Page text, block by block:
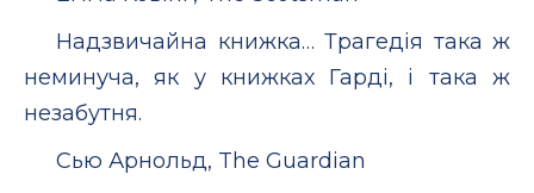
Надзвичайна книжка… Трагедія така ж
неминуча, як у книжках Гарді, і така ж
незабутня.
Сью Арнольд, The Guardian